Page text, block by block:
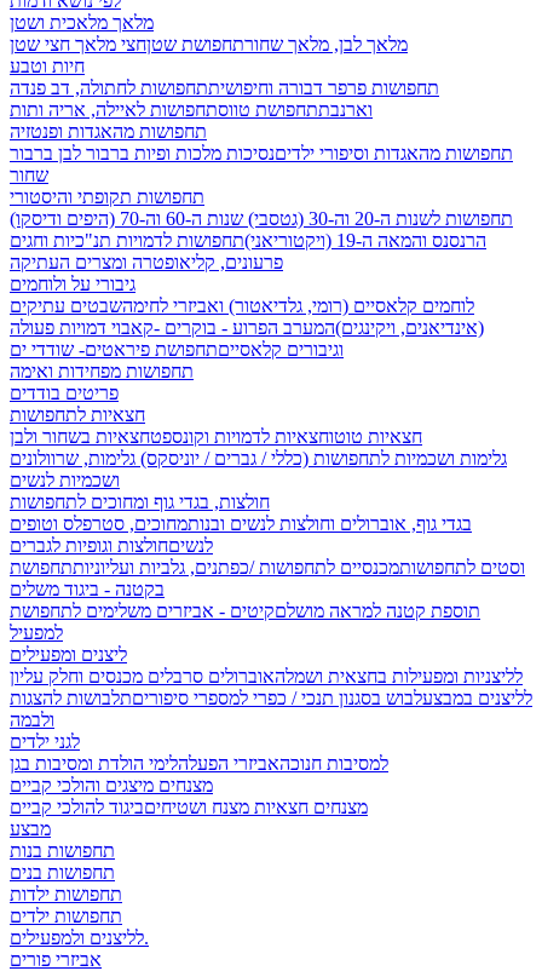
מלאך מלאכית ושטן
מלאך לבן, מלאך שחורתחפושת שטןחצי מלאך חצי שטן
חיות וטבע
תחפושות פרפר דבורה וחיפושיתתחפושות לחתולה, דב פנדה
וארנבתתחפושת טווסתחפושות לאיילה, אריה ותות
תחפושות מהאגדות ופנטזיה
תחפושות מהאגדות וסיפורי ילדיםנסיכות מלכות ופיות ברבור לבן ברבור
שחור
תחפושות תקופתי והיסטורי
תחפושות לשנות ה-20 וה-30 (גטסבי)
שנות ה-60 וה-70 (היפים ודיסקו)
הרנסנס והמאה ה-19 (ויקטוריאני)
תחפושות לדמויות תנ"כיות וחגים
פרעונים, קליאופטרה ומצרים העתיקה
גיבורי על ולוחמים
לוחמים קלאסיים (רומי, גלדיאטור) ואביזרי לחימהשבטים עתיקים
(אינדיאנים, ויקינגים)המערב הפרוע - בוקרים -קאבוי דמויות פעולה
וגיבורים קלאסייםתחפושת פיראטים- שודדי ים
תחפושות מפחידות ואימה
פריטים בודדים
חצאיות לתחפושות
חצאיות טוטוחצאיות לדמויות וקונספטחצאיות בשחור ולבן
גלימות ושכמיות לתחפושות (כללי / גברים / יוניסקס) גלימות, שרוולונים
ושכמיות לנשים
חולצות, בגדי גוף ומחוכים לתחפושות
בגדי גוף, אוברולים וחולצות לנשים ובנותמחוכים, סטרפלס וטופים
לנשיםחולצות וגופיות לגברים
וסטים לתחפושותמכנסיים לתחפושות /כפתנים, גלביות ועליוניותתחפושת
בקטנה - ביגוד משלים
תוספת קטנה למראה מושלםקיטים - אביזרים משלימים לתחפושת
למפעיל
ליצנים ומפעילים
לליצניות ומפעילות בחצאית ושמלהאוברולים סרבלים מכנסים וחלק עליון
לליצנים במבצעלבוש בסגנון תנכי / כפרי למספרי סיפוריםתלבושות להצגות
ולבמה
לגני ילדים
למסיבות חנוכהאביזרי הפעלהלימי הולדת ומסיבות בגן
מצנחים מיצגים והולכי קביים
מצנחים חצאיות מצנח ושטיחיםביגוד להולכי קביים
מבצע
תחפושות בנות
תחפושות בנים
תחפושות ילדות
תחפושות ילדים
לליצנים ולמפעילים.
אביזרי פורים